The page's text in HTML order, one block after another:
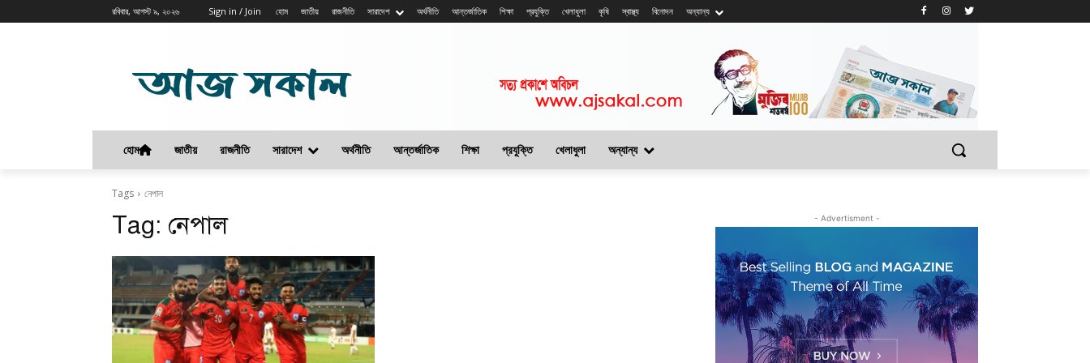
রবিবার, আগস্ট ৯, ২০২৬ Sign in / Join হোম জাতীয় রাজনীতি সারাদেশ অর্থনীতি আন্তর্জাতিক শিক্ষা প্রযুক্তি খেলাধুলা কৃষি স্বাস্থ্য বিনোদন অন্যান্য
হোম জাতীয় রাজনীতি সারাদেশ অর্থনীতি আন্তর্জাতিক শিক্ষা প্রযুক্তি খেলাধুলা অন্যান্য
Tags নেপাল
Tag: নেপাল - Advertisment -